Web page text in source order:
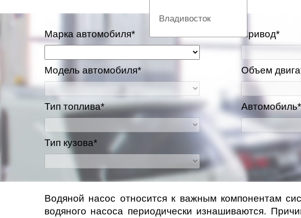
Владивосток
Вологда
Красноярск
Москва и Московская область
Марка автомобиля*
Модель автомобиля*
Тип топлива*
Тип кузова*
Привод*
Объем
Автомобиль*
Водяной насос относится к важным компонентам
водяного насоса периодически изнашиваются.